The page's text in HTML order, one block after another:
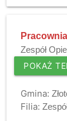
Zespół
POKAŻ
Gmina:
Filia: